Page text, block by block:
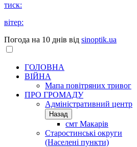
тиск:
вітер:
Погода на 10 днів від sinoptik.ua
ГОЛОВНА
ВІЙНА
Мапа повітряних тривог
ПРО ГРОМАДУ
Aдміністративний центр
Назад
смт Макарів
Старостинські округи
(Населені пункти)